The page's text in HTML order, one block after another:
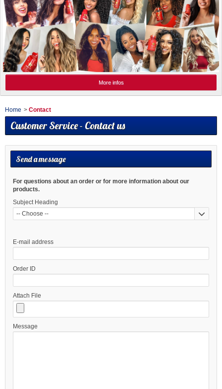
More infos
Home > Contact
Customer Service - Contact us
Send a message
For questions about an order or for more information about our
products.
Subject Heading
-- Choose --
E-mail address
Order ID
Attach File
Message